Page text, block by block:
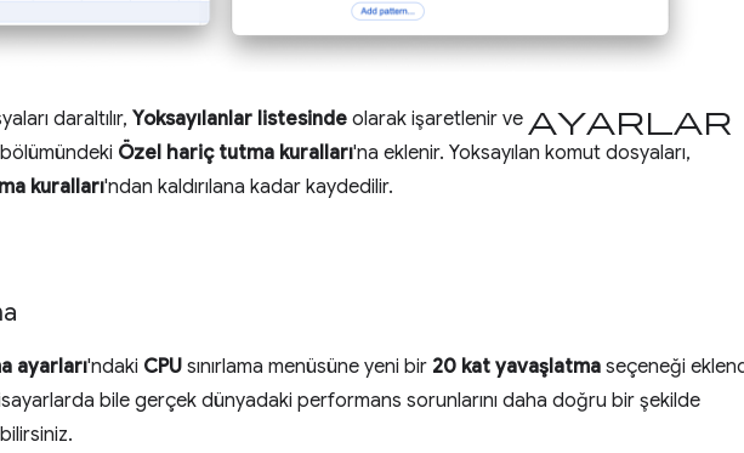
daraltılır, Yoksayılanlar listesinde olarak işaretlenir ve ayarlar
bölümündeki Özel hariç tutma kuralları'na eklenir. Yoksayılan komut dosyaları,
kuralları'ndan kaldırılana kadar kaydedilir.
ayarları'ndaki CPU sınırlama menüsüne yeni bir 20 kat yavaşlatma seçeneği
bile gerçek dünyadaki performans sorunlarını daha doğru bir şekilde